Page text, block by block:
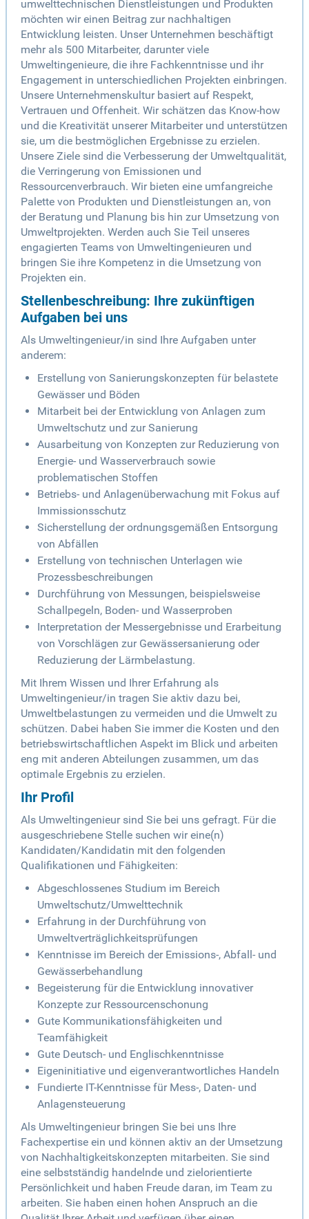
umwelttechnischen Dienstleistungen und Produkten
möchten wir einen Beitrag zur nachhaltigen
Entwicklung leisten. Unser Unternehmen beschäftigt
mehr als 500 Mitarbeiter, darunter viele
Umweltingenieure, die ihre Fachkenntnisse und ihr
Engagement in unterschiedlichen Projekten einbringen.
Unsere Unternehmenskultur basiert auf Respekt,
Vertrauen und Offenheit. Wir schätzen das Know-how
und die Kreativität unserer Mitarbeiter und unterstützen
sie, um die bestmöglichen Ergebnisse zu erzielen.
Unsere Ziele sind die Verbesserung der Umweltqualität,
die Verringerung von Emissionen und
Ressourcenverbrauch. Wir bieten eine umfangreiche
Palette von Produkten und Dienstleistungen an, von
der Beratung und Planung bis hin zur Umsetzung von
Umweltprojekten. Werden auch Sie Teil unseres
engagierten Teams von Umweltingenieuren und
bringen Sie ihre Kompetenz in die Umsetzung von
Projekten ein.
Stellenbeschreibung: Ihre zukünftigen
Aufgaben bei uns
Als Umweltingenieur/in sind Ihre Aufgaben unter
anderem:
Erstellung von Sanierungskonzepten für belastete
Gewässer und Böden
Mitarbeit bei der Entwicklung von Anlagen zum
Umweltschutz und zur Sanierung
Ausarbeitung von Konzepten zur Reduzierung von
Energie- und Wasserverbrauch sowie
problematischen Stoffen
Betriebs- und Anlagenüberwachung mit Fokus auf
Immissionsschutz
Sicherstellung der ordnungsgemäßen Entsorgung
von Abfällen
Erstellung von technischen Unterlagen wie
Prozessbeschreibungen
Durchführung von Messungen, beispielsweise
Schallpegeln, Boden- und Wasserproben
Interpretation der Messergebnisse und Erarbeitung
von Vorschlägen zur Gewässersanierung oder
Reduzierung der Lärmbelastung.
Mit Ihrem Wissen und Ihrer Erfahrung als
Umweltingenieur/in tragen Sie aktiv dazu bei,
Umweltbelastungen zu vermeiden und die Umwelt zu
schützen. Dabei haben Sie immer die Kosten und den
betriebswirtschaftlichen Aspekt im Blick und arbeiten
eng mit anderen Abteilungen zusammen, um das
optimale Ergebnis zu erzielen.
Ihr Profil
Als Umweltingenieur sind Sie bei uns gefragt. Für die
ausgeschriebene Stelle suchen wir eine(n)
Kandidaten/Kandidatin mit den folgenden
Qualifikationen und Fähigkeiten:
Abgeschlossenes Studium im Bereich
Umweltschutz/Umwelttechnik
Erfahrung in der Durchführung von
Umweltverträglichkeitsprüfungen
Kenntnisse im Bereich der Emissions-, Abfall- und
Gewässerbehandlung
Begeisterung für die Entwicklung innovativer
Konzepte zur Ressourcenschonung
Gute Kommunikationsfähigkeiten und
Teamfähigkeit
Gute Deutsch- und Englischkenntnisse
Eigeninitiative und eigenverantwortliches Handeln
Fundierte IT-Kenntnisse für Mess-, Daten- und
Anlagensteuerung
Als Umweltingenieur bringen Sie bei uns Ihre
Fachexpertise ein und können aktiv an der Umsetzung
von Nachhaltigkeitskonzepten mitarbeiten. Sie sind
eine selbstständig handelnde und zielorientierte
Persönlichkeit und haben Freude daran, im Team zu
arbeiten. Sie haben einen hohen Anspruch an die